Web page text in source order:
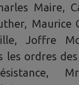
Maire,
Maurice
Joffre
les ordres
Mr